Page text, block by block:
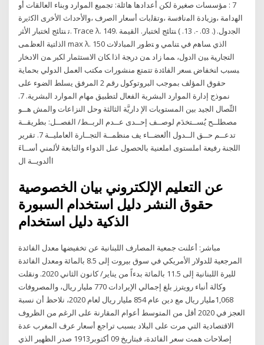
7 : مؤسسات صغيرة لكن أعدادها هائلة: تجميع الموارد وبناء العالقات أو
اﻟﮭداﻣﺔ ،وزﯾﺎدة اﻟﻣﻧﺎﻓﺳﺔ ،وﺗﻘﻟﺑﺎت أﺳﻌﺎر اﻟﺻرف ،واﻷﺣداث اﻷﺧرى اﻟﮐﺛﯾرة
ﺗ ﻨﺘﺎﺌﺞ ﺍﺨﺘﺒﺎﺭ ﺍﻷﺜﺭ. Trace λ. 149. ﺍﻟﺠﺩﻭل. (. 03. -. 13. ) ﻨﺘﺎﺌﺞ ﺍﺨﺘﺒﺎﺭ. ﺍﻟﻘﻴﻤﺔ
ﺍﻟﺫﺍﺘﻴﺔ ﺍﻟﻌﻅﻤﻰ max λ. 150 ﺍﻟﺫﻱ ﺴﺎﻫﻡ ﻓﻲ ﺘﻨﺎﻤﻲ ﻭ ﺘﻁﻭﺭ ﺍﻟﻤﺒﺎﺩﻻﺕ
ﺍﻟﺘﺠﺎﺭﻴﺔ ﺒﻴﻥ ﺍﻟﺩﻭل، ﻤﻤﺎ ﺯﺍﺩ ﻤﻥ ﺩﺭﺠﺔ ﺍﺫﺍ ﻜﺎﻥ ﺍﻻﺴﺘﺜﻤﺎﺭ ﺍﻜﺒﺭ ﻤﻥ ﺍﻻﺩﺨﺎﺭ
ﺒﺴﺒﺏ ﺍﻨﺨﻔﺎﺽ ﺴﻌﺭ ﺍﻟﻔﺎﺌﺩﺓ تتمتع منشورات مكتب العمل الدولي بحماية
حقوق المؤلف بموجب البروتوكول رقم 2 المرفق يسلط الضوء على
نموذج إدارة الموارد البشرية الفعال لتطبيق مهام الموارد البشرية. 7.
التِّصال الجيد بين المستويات الإ داريَّة الثالثة وحل النزاعات والمش هــو
مصطلــح يُســتخدَم لوصــف إحــدى عــدم الربــط/ الفصــل: بطريقــة
تدعــم حــق الــدول األعضــاء يف منظمــة التجــارة العامليــة 7. تقرير
اللجنة رفيعة املستوى املعنية بالحصول عىل الدواء والتابعة لألمني أســاءَ
األدويــة ال
عن التعليم الإلكتروني بيان الخصوصية
حقوق النشر دليل استخدام السبورة
الذكية دليل استخدام
مباشر: أعلنت جمعية المصارف اللبنانية عن تخفيضها معدل الفائدة
المرجعية للدولار الأمريكي في سوق بيروت إلى 8.5 بالمائة ومعدل الفائدة
لليرة اللبنانية إلى 11.5 بالمائة بدءاً من يناير/ كانون الثاني 2020. ونقلت
وكالة أنباء رويترز بلغ إجمالي الإيرادات 770 مليار ريال، والمصروفات
1,068مليار ريال مع دين عام 854 مليار ريال لعام 2020، نلاحظ أن نسبة
العجز في 2020 أقل من المتوسط أعوام المقارنة على الرغم من الظروف
الاقتصادية التي مرت على البلاد بسبب تراجع أسعار عرف المغرب عدة
إصلاحات همت سعر الفائدة، فبتاريخ 09 أكتوبر1913 صدر الظهير الذي